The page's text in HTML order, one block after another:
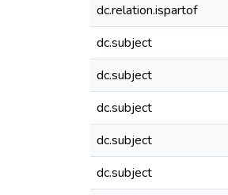
dc.relation.ispartof
dc.subject
dc.subject
dc.subject
dc.subject
dc.subject